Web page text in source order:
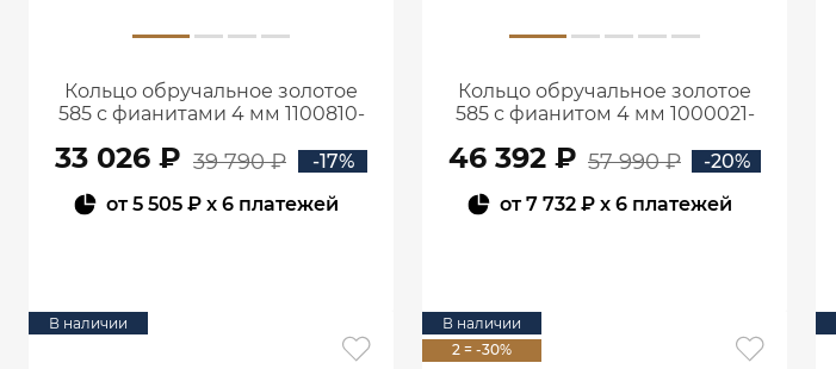
Кольцо обручальное золотое
585 с фианитами 4 мм 1100810-
33 026 ₽ 39 790 ₽
-17%
от5 505 ₽ x 6 платежей
Кольцо обручальное золотое
585 с фианитом 4 мм 1000021-
46 392 ₽ 57 990 ₽
-20%
от7 732 ₽ x 6 платежей
В наличии
В наличии
2 = -30%